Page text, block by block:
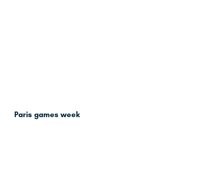
Paris games week